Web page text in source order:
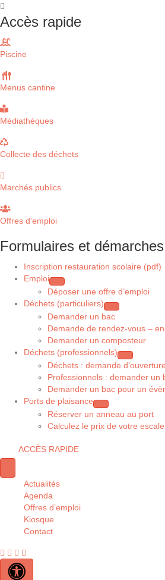
Accès rapide
Piscine
Menus cantine
Médiathèques
Collecte des déchets
Marchés publics
Offres d'emploi
Formulaires et démarches
Inscription restauration scolaire (pdf)
Emploi
Déposer une offre d’emploi
Déchets (particuliers)
Demander un bac
Demande de rendez-vous –
Demander un composteur
Déchets (professionnels)
Déchets : demande
Professionnels : demander un
Demander un bac pour un
Ports de plaisance
Réserver un anneau au port
Calculez le prix de votre escale
ACCÈS RAPIDE
Actualités
Agenda
Offres d’emploi
Kiosque
Contact